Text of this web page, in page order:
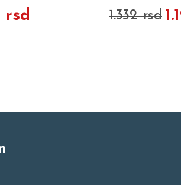
rsd 1.332 rsd